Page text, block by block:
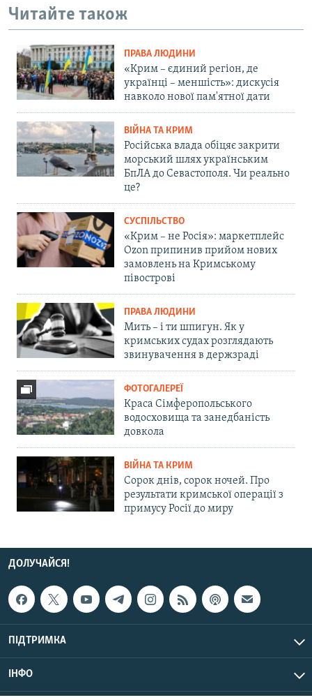
Читайте також
ПРАВА ЛЮДИНИ
«Крим – єдиний регіон, де
українці – меншість»: дискусія
навколо нової пам'ятної дати
ВІЙНА ТА КРИМ
Російська влада обіцяє закрити
морський шлях українським
БпЛА до Севастополя. Чи реально
це?
СУСПІЛЬСТВО
«Крим – не Росія»: маркетплейс
Ozon припинив прийом нових
замовлень на Кримському
півострові
ПРАВА ЛЮДИНИ
Мить – і ти шпигун. Як у
кримських судах розглядають
звинувачення в держзраді
ФОТОГАЛЕРЕЇ
Краса Сімферопольського
водосховища та занедбаність
довкола
ВІЙНА ТА КРИМ
Сорок днів, сорок ночей. Про
результати кримської операції з
примусу Росії до миру
ДОЛУЧАЙСЯ!
ПІДТРИМКА
ІНФО